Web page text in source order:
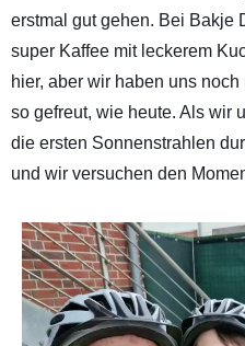
erstmal gut gehen. Bei Bakje
super Kaffee mit leckerem
hier, aber wir haben uns
so gefreut, wie heute. Als wir
die ersten Sonnenstrahlen
und wir versuchen den